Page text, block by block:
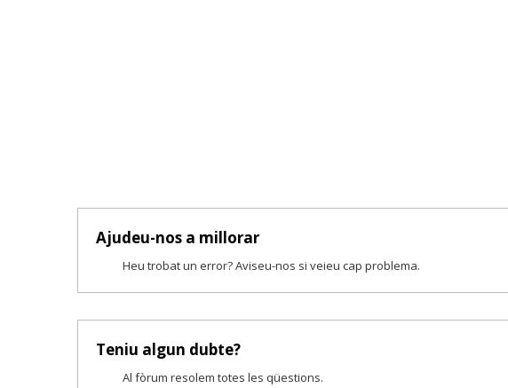
Ajudeu-nos a millorar
Heu trobat un error? Aviseu-nos si veieu cap problema.
Teniu algun dubte?
Al fòrum resolem totes les qüestions.